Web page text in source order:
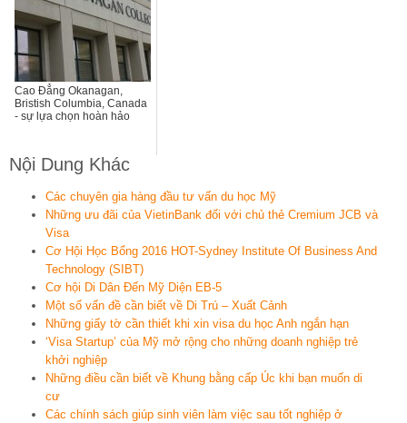
Cao Đẳng Okanagan,
Bristish Columbia, Canada
- sự lựa chọn hoàn hảo
Nội Dung Khác
Các chuyên gia hàng đầu tư vấn du học Mỹ
Những ưu đãi của VietinBank đối với chủ thẻ Cremium JCB và
Visa
Cơ Hội Học Bổng 2016 HOT-Sydney Institute Of Business And
Technology (SIBT)
Cơ hội Di Dân Đến Mỹ Diện EB-5
Một số vấn đề cần biết về Di Trú – Xuất Cảnh
Những giấy tờ cần thiết khi xin visa du học Anh ngắn hạn
‘Visa Startup’ của Mỹ mở rộng cho những doanh nghiệp trẻ
khởi nghiệp
Những điều cần biết về Khung bằng cấp Úc khi bạn muốn di
cư
Các chính sách giúp sinh viên làm việc sau tốt nghiệp ở